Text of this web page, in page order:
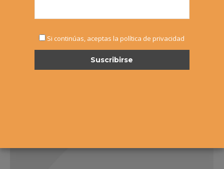
Si continúas, aceptas la política de privacidad